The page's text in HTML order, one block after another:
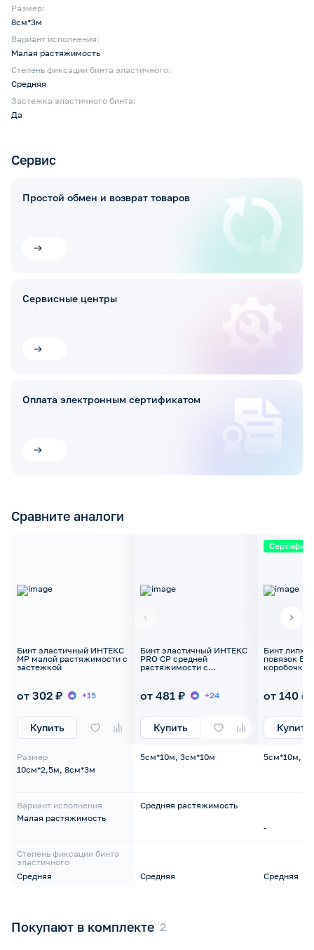
Размер:
8см*3м
Вариант исполнения:
Малая растяжимость
Степень фиксации бинта эластичного:
Средняя
Застежка эластичного бинта:
Да
Сервис
Простой обмен и возврат товаров
Сервисные центры
Оплата электронным сертификатом
Сравните аналоги
Бинт эластичный ИНТЕКС
МР малой растяжимости с
застежкой
от 302 ₽ +15
Купить
Размер
10см*2,5м, 8см*3м
Вариант исполнения
Малая растяжимость
Степень фиксации бинта
эластичного
Средняя
Бинт эластичный ИНТЕКС
PRO СР средней
растяжимости с
от 481 ₽ +24
Купить
5см*10м, 3см*10м
Средняя растяжимость
Средняя
Бинт
повязок
коробочке
от 140 ₽
Купить
5см*10м,
-
Средняя
Покупают в комплекте